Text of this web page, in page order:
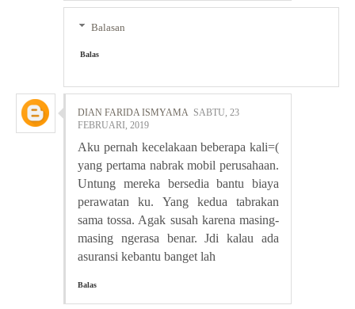
Balasan
Balas
DIAN FARIDA ISMYAMA SABTU, 23
FEBRUARI, 2019
Aku pernah kecelakaan beberapa kali=(
yang pertama nabrak mobil perusahaan.
Untung mereka bersedia bantu biaya
perawatan ku. Yang kedua tabrakan
sama tossa. Agak susah karena masing-
masing ngerasa benar. Jdi kalau ada
asuransi kebantu banget lah
Balas